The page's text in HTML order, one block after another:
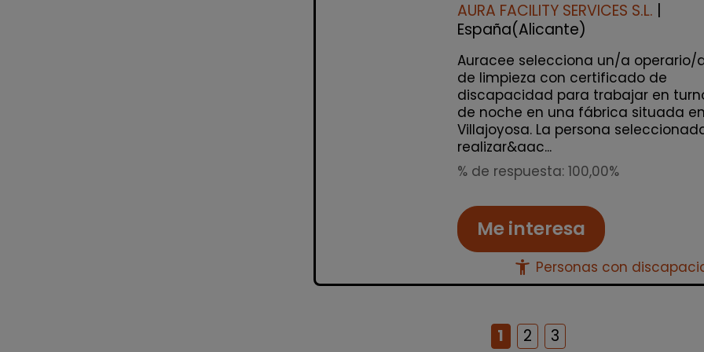
AURA FACILITY SERVICES S.L. |
España(Alicante)
Auracee selecciona un/a operario/
de limpieza con certificado de
discapacidad para trabajar en
de noche en una fábrica situada en
Villajoyosa. La persona
realizar&aac...
% de respuesta: 100,00%
Me interesa
accessibility_new Personas con
1 2 3